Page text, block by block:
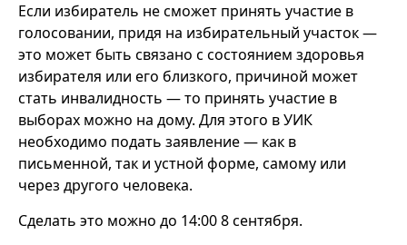
Если избиратель не сможет принять участие в
голосовании, придя на избирательный участок —
это может быть связано с состоянием здоровья
избирателя или его близкого, причиной может
стать инвалидность — то принять участие в
выборах можно на дому. Для этого в УИК
необходимо подать заявление — как в
письменной, так и устной форме, самому или
через другого человека.
Сделать это можно до 14:00 8 сентября.